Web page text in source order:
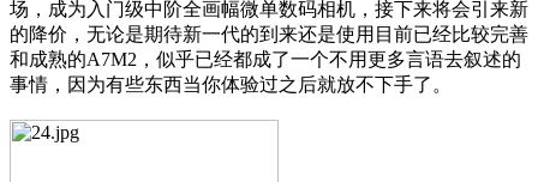
场，成为入门级中阶全画幅微单数码相机，接下来将会引来新
的降价，无论是期待新一代的到来还是使用目前已经比较完善
和成熟的A7M2，似乎已经都成了一个不用更多言语去叙述的
事情，因为有些东西当你体验过之后就放不下手了。